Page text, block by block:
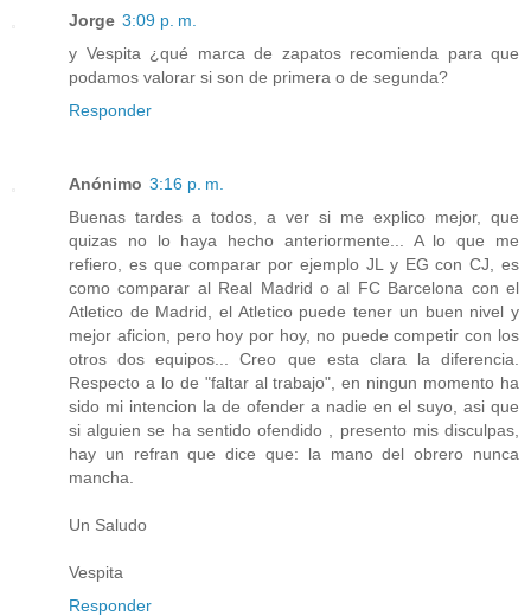
Jorge 3:09 p. m.
y Vespita ¿qué marca de zapatos recomienda para que
podamos valorar si son de primera o de segunda?
Responder
Anónimo 3:16 p. m.
Buenas tardes a todos, a ver si me explico mejor, que
quizas no lo haya hecho anteriormente... A lo que me
refiero, es que comparar por ejemplo JL y EG con CJ, es
como comparar al Real Madrid o al FC Barcelona con el
Atletico de Madrid, el Atletico puede tener un buen nivel y
mejor aficion, pero hoy por hoy, no puede competir con los
otros dos equipos... Creo que esta clara la diferencia.
Respecto a lo de "faltar al trabajo", en ningun momento ha
sido mi intencion la de ofender a nadie en el suyo, asi que
si alguien se ha sentido ofendido , presento mis disculpas,
hay un refran que dice que: la mano del obrero nunca
mancha.
Un Saludo
Vespita
Responder